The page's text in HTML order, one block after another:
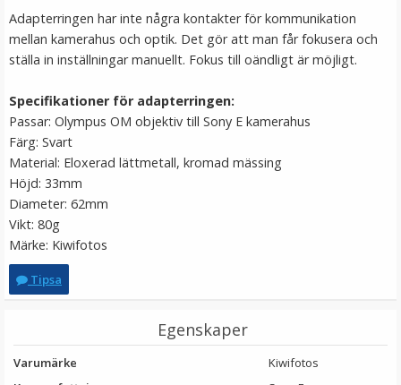
★★★★★
139 kr
LÄGG I VARUKORG
JJC Skärmskydd för Canon PowerShot SX60 HS
Adapterringen har inte några kontakter för kommunikation
mellan kamerahus och optik. Det gör att man får fokusera och
ställa in inställningar manuellt. Fokus till oändligt är möjligt.
Specifikationer för adapterringen:
Passar: Olympus OM objektiv till Sony E kamerahus
Färg: Svart
Material: Eloxerad lättmetall, kromad mässing
Höjd: 33mm
Diameter: 62mm
Vikt: 80g
Märke: Kiwifotos
Tipsa
Egenskaper
Varumärke
Kiwifotos